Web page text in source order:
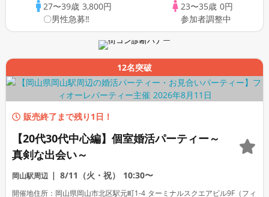
27〜39歳 3,800円
〇男性急募‼
23〜35歳 0円
参加者調整中
12名突破
販売終了まで残り1日！
【20代30代中心編】個室婚活パーティー～
真剣な出会い～
岡山駅周辺 8/11（火・祝） 10:30〜
開催地住所：岡山県岡山市北区駅元町1-4 ターミナルスクエアビル9F（フィ